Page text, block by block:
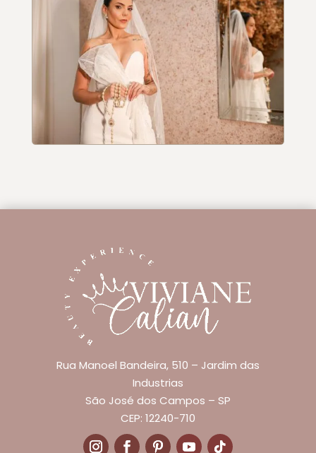
Rua Manoel Bandeira, 510 – Jardim das
Industrias
São José dos Campos – SP
CEP: 12240-710